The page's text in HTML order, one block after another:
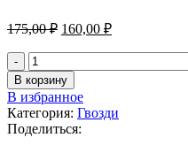
175,00₽ 160,00 ₽
В корзину
В избранное
Категория: Гвозди
Поделиться: